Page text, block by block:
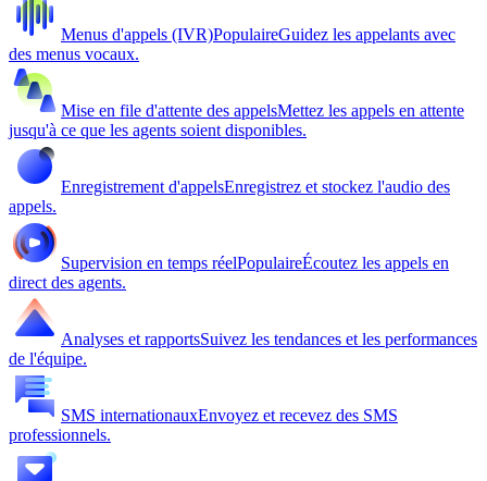
Menus d'appels (IVR)PopulaireGuidez les appelants avec
des menus vocaux.
Mise en file d'attente des appelsMettez les appels en attente
jusqu'à ce que les agents soient disponibles.
Enregistrement d'appelsEnregistrez et stockez l'audio des
appels.
Supervision en temps réelPopulaireÉcoutez les appels en
direct des agents.
Analyses et rapportsSuivez les tendances et les performances
de l'équipe.
SMS internationauxEnvoyez et recevez des SMS
professionnels.